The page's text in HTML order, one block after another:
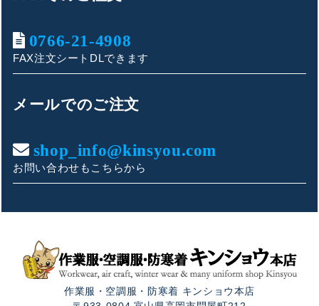
キンショウお問い合わせサポート
こんにちは！
お買い物やお問い合わせ相談のサポートをさせていただい
ご質問内容をお選びください。
🦺 購入前によくあるご質問
🛒 購入後によくあるご質問
0766-21-4908
FAX注文シートDLできます
メールでのご注文
shop_info@kinsyou.com
お問い合わせもこちらから
作業服・空調服・防寒着 キンショウ本店